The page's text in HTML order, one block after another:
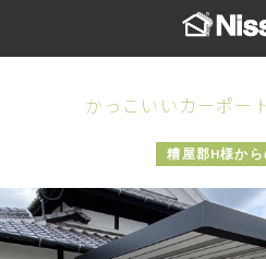
かっこいいカーポー
糟屋郡H様か